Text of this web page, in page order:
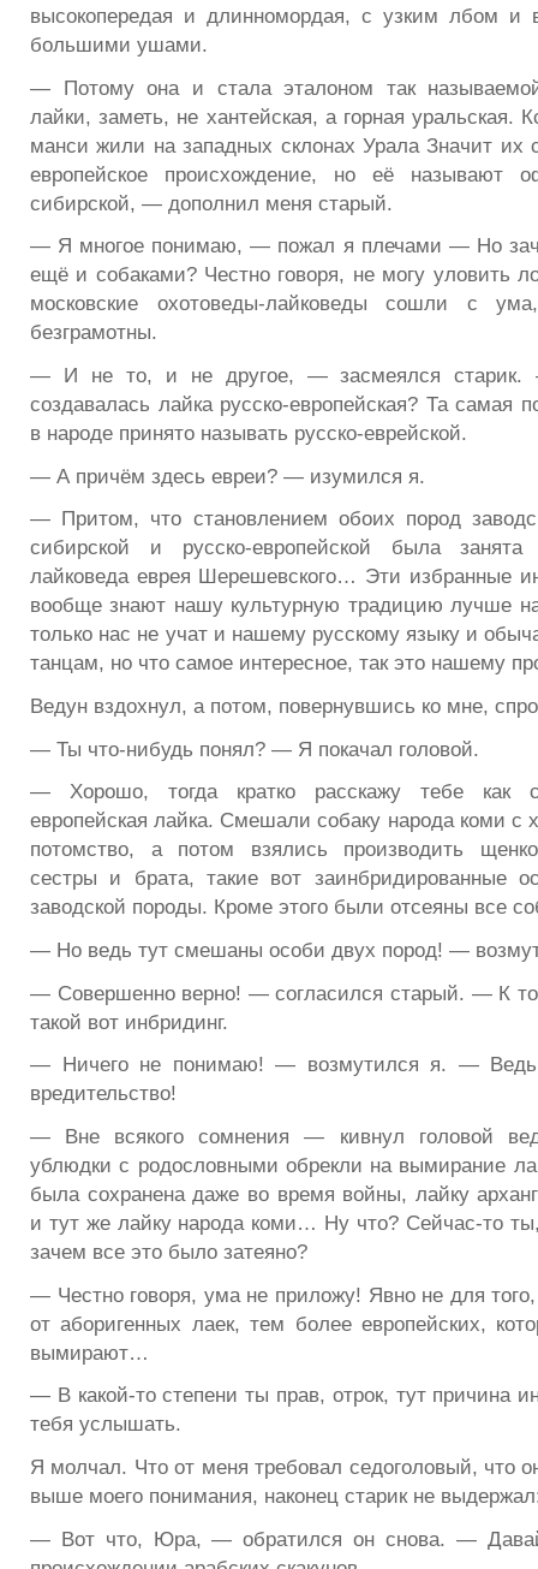
высокопередая и длинномордая, с узким лбом и
большими ушами.
— Потому она и стала эталоном так называемой
лайки, заметь, не хантейская, а горная уральская.
манси жили на западных склонах Урала Значит их
европейское происхождение, но её называют
сибирской, — дополнил меня старый.
— Я многое понимаю, — пожал я плечами — Но
ещё и собаками? Честно говоря, не могу уловить
московские охотоведы-лайковеды сошли с
безграмотны.
— И не то, и не другое, — засмеялся
создавалась лайка русско-европейская? Та самая
в народе принято называть русско-еврейской.
— А причём здесь евреи? — изумился я.
— Притом, что становлением обоих пород
сибирской и русско-европейской была занята
лайковеда еврея Шерешевского… Эти избранные
вообще знают нашу культурную традицию лучше
только нас не учат и нашему русскому языку и
танцам, но что самое интересное, так это нашему
Ведун вздохнул, а потом, повернувшись ко мне,
— Ты что-нибудь понял? — Я покачал головой.
— Хорошо, тогда кратко расскажу тебе как
европейская лайка. Смешали собаку народа коми с
потомство, а потом взялись производить
сестры и брата, такие вот заинбридированные
заводской породы. Кроме этого были отсеяны все
— Но ведь тут смешаны особи двух пород! —
— Совершенно верно! — согласился старый. — К
такой вот инбридинг.
— Ничего не понимаю! — возмутился я. — Ведь
вредительство!
— Вне всякого сомнения — кивнул головой
ублюдки с родословными обрекли на вымирание
была сохранена даже во время войны, лайку
и тут же лайку народа коми… Ну что? Сейчас-то
зачем все это было затеяно?
— Честно говоря, ума не приложу! Явно не для
от аборигенных лаек, тем более европейских,
вымирают…
— В какой-то степени ты прав, отрок, тут причина
тебя услышать.
Я молчал. Что от меня требовал седоголовый, что
выше моего понимания, наконец старик не
— Вот что, Юра, — обратился он снова. —